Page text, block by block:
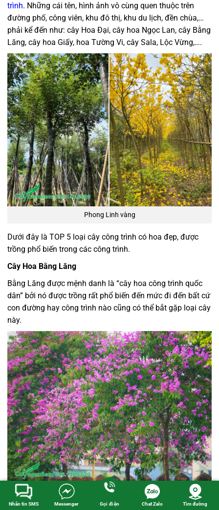
trình. Những cái tên, hình ảnh vô cùng quen thuộc trên
đường phố, công viên, khu đô thị, khu du lịch, đền chùa,…
phải kể đến như: cây Hoa Đại, cây hoa Ngọc Lan, cây Bằng
Lăng, cây hoa Giấy, hoa Tường Vi, cây Sala, Lộc Vừng,….
Phong Linh vàng
Dưới đây là TOP 5 loại cây công trình có hoa đẹp, được
trồng phổ biến trong các công trình.
Cây Hoa Bằng Lăng
Bằng Lăng được mệnh danh là “cây hoa công trình quốc
dân” bởi nó được trồng rất phổ biến đến mức đi đến bất cứ
con đường hay công trình nào cũng có thể bắt gặp loại cây
này.
Sắc hoa bằng lăng tím sinh đẹp
Tìm đường
Chat Zalo
Gọi điện
Messenger
Nhắn tin SMS